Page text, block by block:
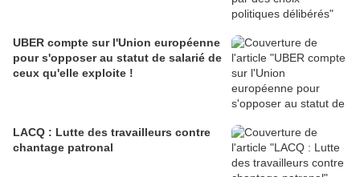
UBER compte sur l'Union européenne
pour s'opposer au statut de salarié de
ceux qu'elle exploite !
LACQ : Lutte des travailleurs contre
chantage patronal